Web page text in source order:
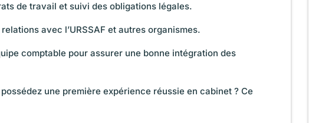
de travail et suivi des obligations légales.
avec l’URSSAF et autres organismes.
comptable pour assurer une bonne intégration des
une première expérience réussie en cabinet ? Ce